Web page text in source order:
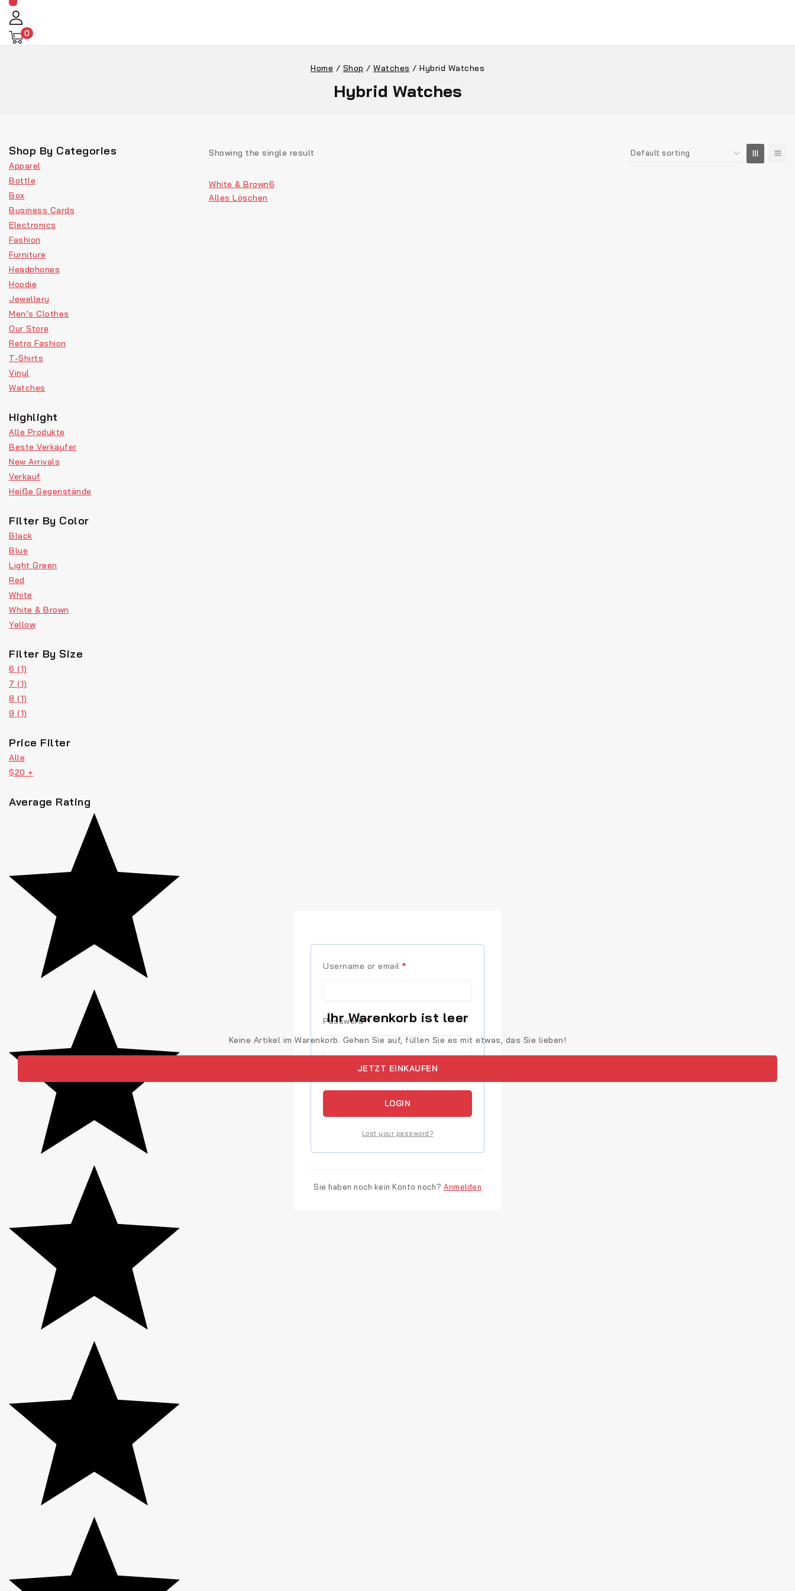
0
Home / Shop / Watches / Hybrid Watches
Hybrid Watches
Showing the single result
White & Brown6
Alles Löschen
Shop By Categories
Apparel
Bottle
Box
Business Cards
Electronics
Fashion
Furniture
Headphones
Hoodie
Jewellery
Men’s Clothes
Our Store
Retro Fashion
T-Shirts
Vinyl
Watches
Highlight
Alle Produkte
Beste Verkäufer
New Arrivals
Verkauf
Heiße Gegenstände
Filter By Color
Black
Blue
Light Green
Red
White
White & Brown
Yellow
Filter By Size
6 (1)
7 (1)
8 (1)
9 (1)
Price Filter
Alle
$20 +
Average Rating
Username or email *
Password*
LOGIN
Lost your password?
Sie haben noch kein Konto noch? Anmelden
Ihr Warenkorb ist leer
Keine Artikel im Warenkorb. Gehen Sie auf, füllen Sie es mit etwas, das Sie lieben!
JETZT EINKAUFEN